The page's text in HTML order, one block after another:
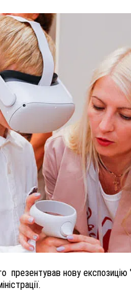
презентував нову експозицію
ВНАСЛІДОК ПОРАНЕНЬ,
ПОМЕР ВОЇН ЮРІЙ ВОЙТИК
листопада 2025